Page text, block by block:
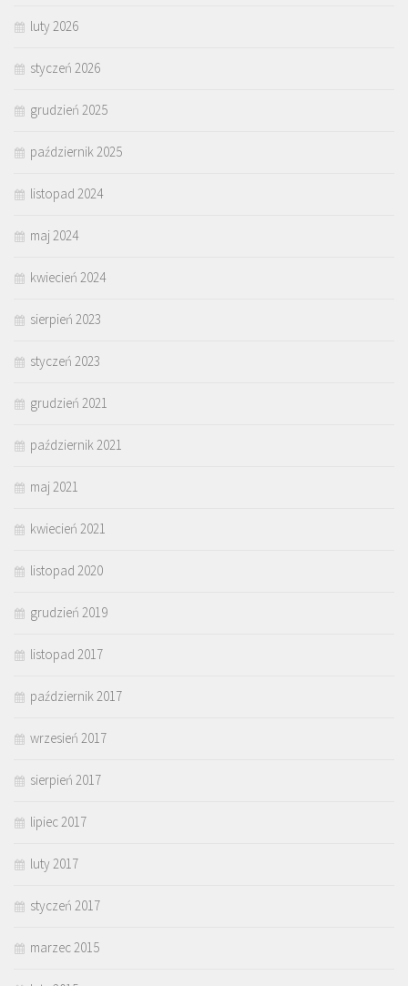
luty 2026
styczeń 2026
grudzień 2025
październik 2025
listopad 2024
maj 2024
kwiecień 2024
sierpień 2023
styczeń 2023
grudzień 2021
październik 2021
maj 2021
kwiecień 2021
listopad 2020
grudzień 2019
listopad 2017
październik 2017
wrzesień 2017
sierpień 2017
lipiec 2017
luty 2017
styczeń 2017
marzec 2015